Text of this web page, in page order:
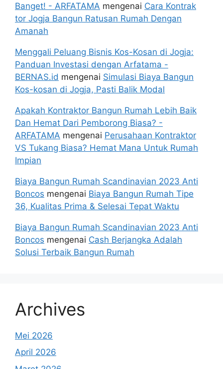
Banget! - ARFATAMA mengenai Cara Kontrak
tor Jogja Bangun Ratusan Rumah Dengan
Amanah
Menggali Peluang Bisnis Kos-Kosan di Jogja:
Panduan Investasi dengan Arfatama -
BERNAS.id mengenai Simulasi Biaya Bangun
Kos-kosan di Jogja, Pasti Balik Modal
Apakah Kontraktor Bangun Rumah Lebih Baik
Dan Hemat Dari Pemborong Biasa? -
ARFATAMA mengenai Perusahaan Kontraktor
VS Tukang Biasa? Hemat Mana Untuk Rumah
Impian
Biaya Bangun Rumah Scandinavian 2023 Anti
Boncos mengenai Biaya Bangun Rumah Tipe
36, Kualitas Prima & Selesai Tepat Waktu
Biaya Bangun Rumah Scandinavian 2023 Anti
Boncos mengenai Cash Berjangka Adalah
Solusi Terbaik Bangun Rumah
Archives
Mei 2026
April 2026